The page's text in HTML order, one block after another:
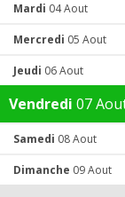
Mardi 04 Aout
Mercredi 05 Aout
Jeudi 06 Aout
Vendredi 07
Samedi 08 Aout
Dimanche 09 Aout